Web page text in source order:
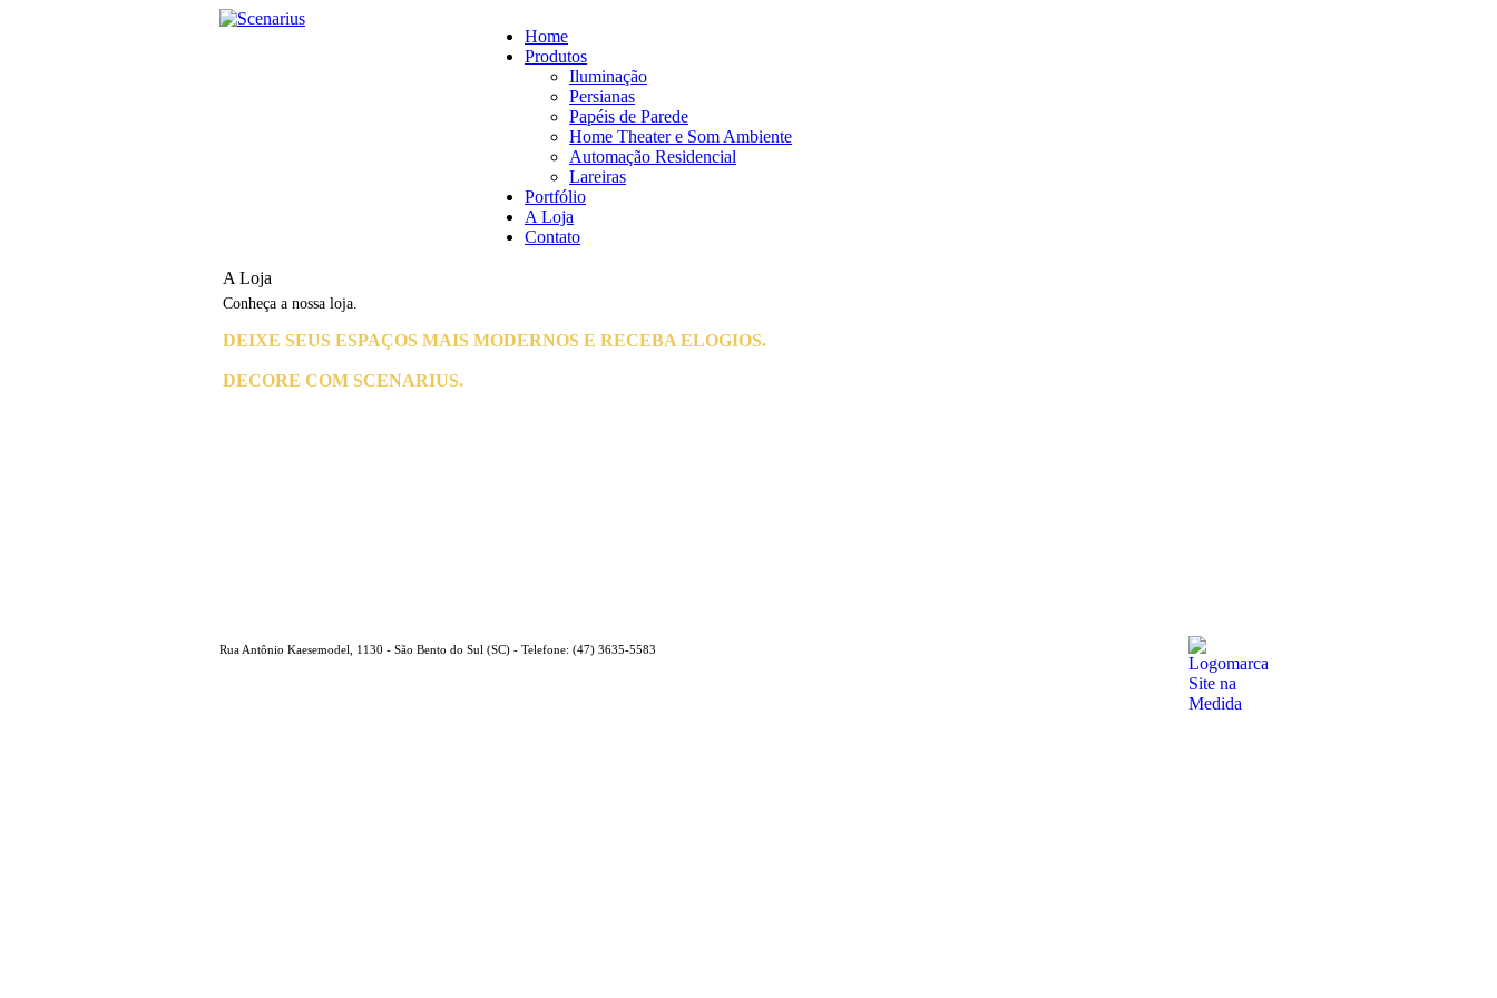
Home
Produtos
Iluminação
Persianas
Papéis de Parede
Home Theater e Som Ambiente
Automação Residencial
Lareiras
Portfólio
A Loja
Contato
A Loja
Conheça a nossa loja.
DEIXE SEUS ESPAÇOS MAIS MODERNOS E RECEBA ELOGIOS.
DECORE COM SCENARIUS.
Rua Antônio Kaesemodel, 1130 - São Bento do Sul (SC) - Telefone: (47) 3635-5583